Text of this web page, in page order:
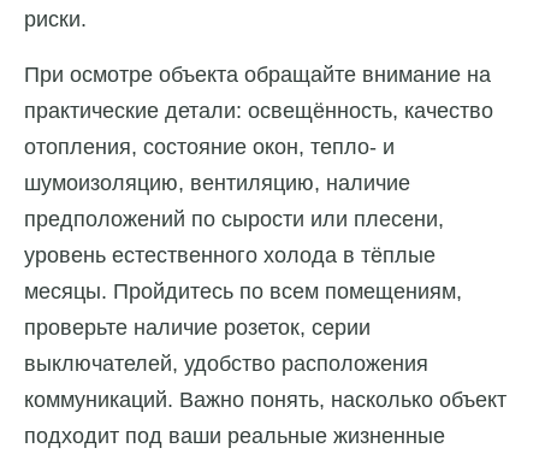
риски.
При осмотре объекта обращайте внимание на
практические детали: освещённость, качество
отопления, состояние окон, тепло- и
шумоизоляцию, вентиляцию, наличие
предположений по сырости или плесени,
уровень естественного холода в тёплые
месяцы. Пройдитесь по всем помещениям,
проверьте наличие розеток, серии
выключателей, удобство расположения
коммуникаций. Важно понять, насколько объект
подходит под ваши реальные жизненные